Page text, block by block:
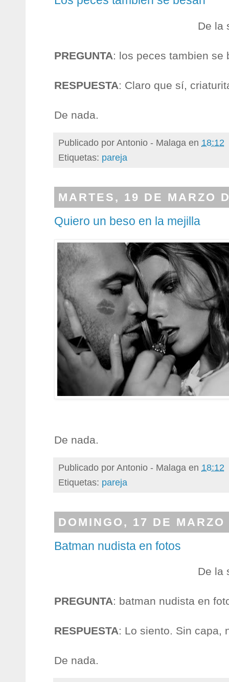
De la
PREGUNTA: los peces tambien se
RESPUESTA: Claro que sí,
De nada.
Publicado porAntonio - Malaga en 18:12
Etiquetas: pareja
MARTES, 19 DE MARZO
Quiero un beso en la mejilla
De nada.
Publicado porAntonio - Malaga en 18:12
Etiquetas: pareja
DOMINGO, 17 DE
Batman nudista en fotos
De la
PREGUNTA: batman nudista en
RESPUESTA: Lo siento. Sin capa,
De nada.